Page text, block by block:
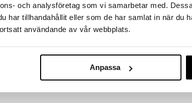
och analysföretag som vi samarbetar med.
har tillhandahållit eller som de har samlat in när du
användande av vår webbplats.
Anpassa